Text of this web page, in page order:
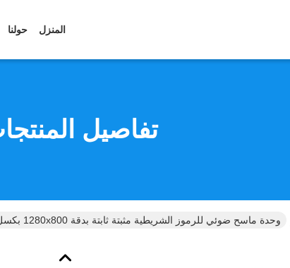
المنزل حولنا
تفاصيل
وحدة ماسح ضوئي للرموز الشريطية مثبتة ثابتة بدقة 1280x800 بكسل لأكشاك التحقق من الهوية